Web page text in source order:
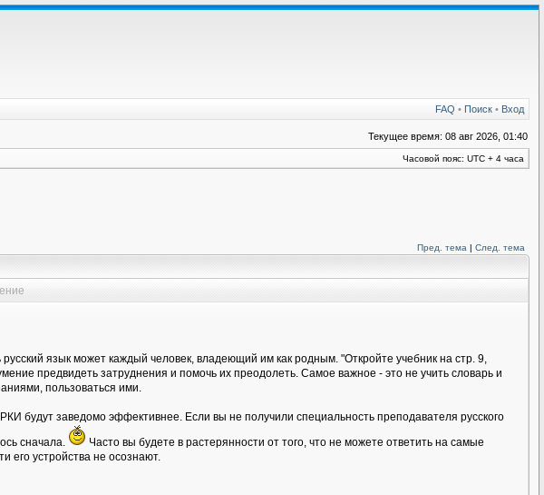
FAQ • Поиск • Вход
Текущее время: 08 авг 2026, 01:40
Часовой пояс: UTC + 4 часа
Пред. тема | След. тема
язык может каждый человек, владеющий им как родным. "Откройте учебник на стр. 9,
предвидеть затруднения и помочь их преодолеть. Самое важное - это не учить словарь и
пользоваться ими.
будут заведомо эффективнее. Если вы не получили специальность преподавателя русского
сначала.
Часто вы будете в растерянности от того, что не можете ответить на самые
его устройства не осознают.